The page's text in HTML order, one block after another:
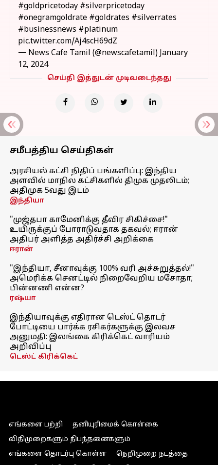
#goldpricetoday #silverpricetoday
#onegramgoldrate #goldrates #silverrates
#businessnews #platinum
pic.twitter.com/Aj4scH69dZ
— News Cafe Tamil (@newscafetamil) January
12, 2024
செய்தி இத்துடன் முடிவடைந்தது
சமீபத்திய செய்திகள்
அரசியல் கட்சி நிதிப் பங்களிப்பு: இந்திய
அளவில் மாநில கட்சிகளில் திமுக முதலிடம்;
அதிமுக 5வது இடம்
இந்தியா
"முஜ்தபா காமேனிக்கு தீவிர சிகிச்சை!"
உயிருக்குப் போராடுவதாக தகவல்; ஈரான்
அதிபர் அளித்த அதிர்ச்சி அறிக்கை
ஈரான்
"இந்தியா, சீனாவுக்கு 100% வரி அச்சுறுத்தல்!"
அமெரிக்க செனட்டில் நிறைவேறிய மசோதா;
பின்னணி என்ன?
ரஷ்யா
இந்தியாவுக்கு எதிரான டெஸ்ட் தொடர்
போட்டியை பார்க்க ரசிகர்களுக்கு இலவச
அனுமதி: இலங்கை கிரிக்கெட் வாரியம்
அறிவிப்பு
டெஸ்ட் கிரிக்கெட்
எங்களை பற்றி
தனியுரிமைக் கொள்கை
விதிமுறைகளும் நிபந்தனைகளும்
எங்களை தொடர்பு கொள்ள
நெறிமுறை நடத்தை